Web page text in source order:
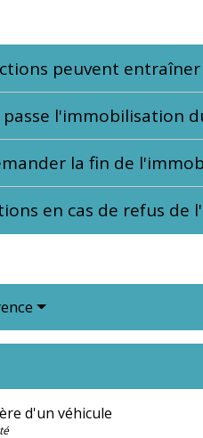
peuvent
l'immobilisation
la fin de
en cas de refus de
d'un véhicule